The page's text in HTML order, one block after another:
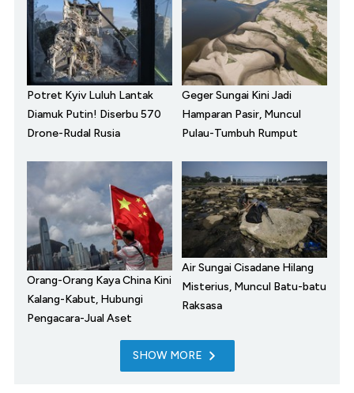
Potret Kyiv Luluh Lantak
Diamuk Putin! Diserbu 570
Drone-Rudal Rusia
Geger Sungai Kini Jadi
Hamparan Pasir, Muncul
Pulau-Tumbuh Rumput
Orang-Orang Kaya China Kini
Kalang-Kabut, Hubungi
Pengacara-Jual Aset
Air Sungai Cisadane Hilang
Misterius, Muncul Batu-batu
Raksasa
SHOW MORE